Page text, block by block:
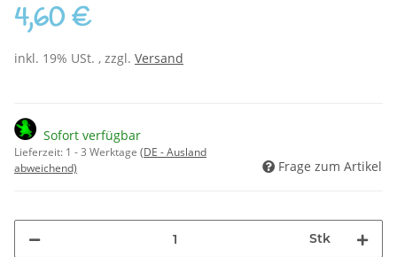
4,60 €
inkl. 19% USt. , zzgl. Versand
Sofort verfügbar
Lieferzeit: 1 - 3 Werktage (DE - Ausland
abweichend)
Frage zum Artikel
Stk